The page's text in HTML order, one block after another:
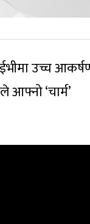
उच्च
आफ्नो ‘चार्म’